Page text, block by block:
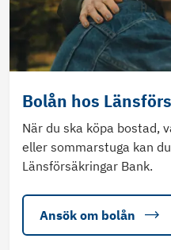
Bolån hos
När du ska köpa bostad,
eller sommarstuga kan
Länsförsäkringar Bank.
Ansök om bolån